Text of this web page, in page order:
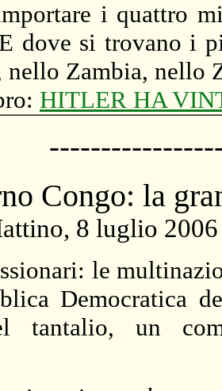
i quattro
dove si trovano i
nello Zambia, nello
HITLER HA
Congo: la
8 luglio
le
Democratica
tantalio, un